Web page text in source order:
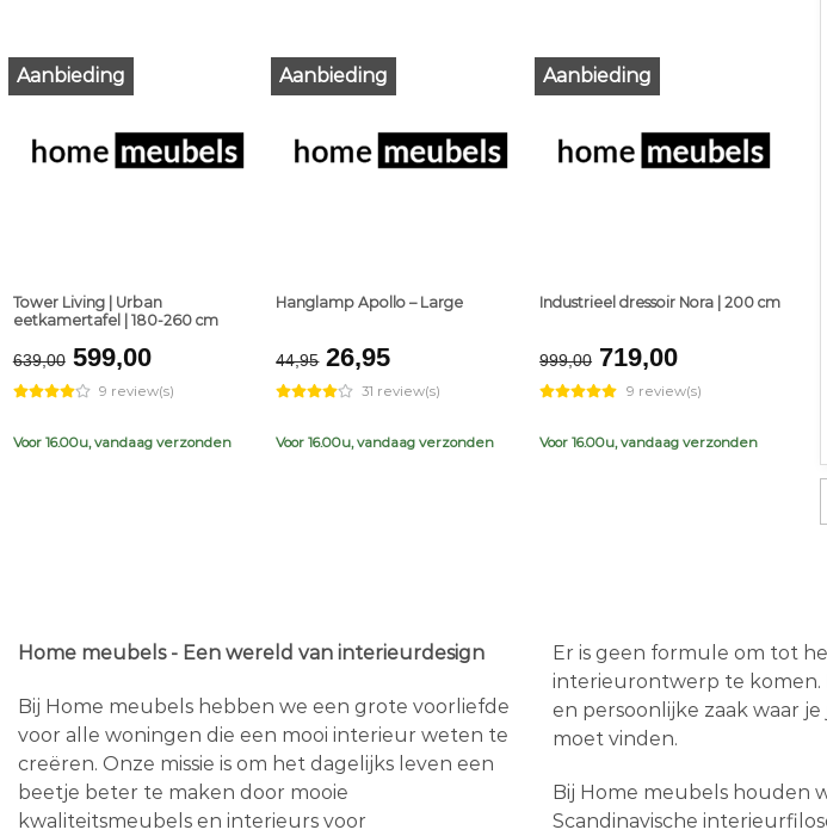
Aanbieding
Tower Living | Urban
eetkamertafel | 180-260 cm
639,00 Original
price
was:
€639,00.
599,00Current
price
is:
€599,00.
9 review(s)
Voor 16.00u, vandaag verzonden
Aanbieding
Hanglamp Apollo – Large
44,95 Original
price
was:
€44,95.
26,95Current
price
is:
€26,95.
31 review(s)
Voor 16.00u, vandaag verzonden
Aanbieding
Industrieel dressoir Nora | 200 cm
999,00 Original
price
was:
€999,00.
719,00Current
price
is:
€719,00.
9 review(s)
Voor 16.00u, vandaag verzonden
Home meubels - Een wereld van interieurdesign
Bij Home meubels hebben we een grote voorliefde
voor alle woningen die een mooi interieur weten te
creëren. Onze missie is om het dagelijks leven een
beetje beter te maken door mooie
kwaliteitsmeubels en interieurs voor
Er is geen formule om tot
interieurontwerp te komen.
en persoonlijke zaak waar je
moet vinden.
Bij Home meubels houden
Scandinavische